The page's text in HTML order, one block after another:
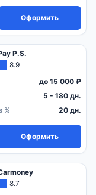
Оформить
P.S.
8.9
до 15 000 ₽
5 - 180 дн.
%
20 дн.
Оформить
8.7